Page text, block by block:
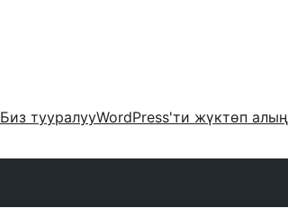
Биз тууралууWordPress'ти жүктөп